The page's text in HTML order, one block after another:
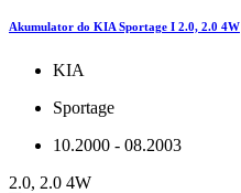
Akumulator do KIA Sportage I 2.0, 2.0 4W
KIA
Sportage
10.2000 - 08.2003
2.0, 2.0 4W